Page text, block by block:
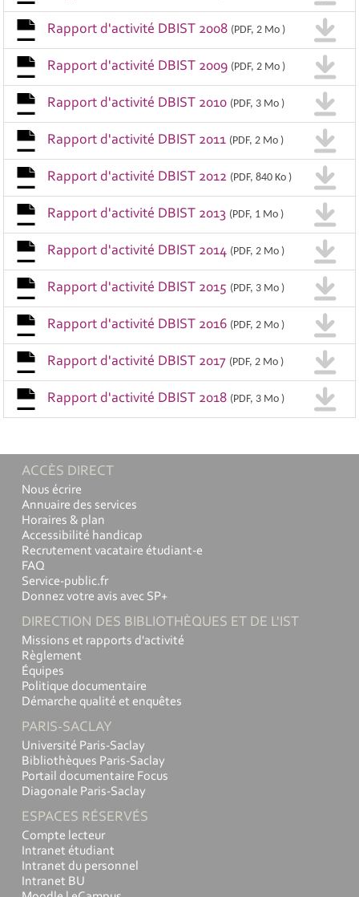
Rapport d'activité DBIST 2008 (PDF, 2 Mo )
Rapport d'activité DBIST 2009 (PDF, 2 Mo )
Rapport d'activité DBIST 2010 (PDF, 3 Mo )
Rapport d'activité DBIST 2011 (PDF, 2 Mo )
Rapport d'activité DBIST 2012 (PDF, 840 Ko )
Rapport d'activité DBIST 2013 (PDF, 1 Mo )
Rapport d'activité DBIST 2014 (PDF, 2 Mo )
Rapport d'activité DBIST 2015 (PDF, 3 Mo )
Rapport d'activité DBIST 2016 (PDF, 2 Mo )
Rapport d'activité DBIST 2017 (PDF, 2 Mo )
Rapport d'activité DBIST 2018 (PDF, 3 Mo )
ACCÈS DIRECT
Nous écrire
Annuaire des services
Horaires & plan
Accessibilité handicap
Recrutement vacataire étudiant-e
FAQ
Service-public.fr
Donnez votre avis avec SP+
DIRECTION DES BIBLIOTHÈQUES ET DE L'IST
Missions et rapports d'activité
Règlement
Équipes
Politique documentaire
Démarche qualité et enquêtes
PARIS-SACLAY
Université Paris-Saclay
Bibliothèques Paris-Saclay
Portail documentaire Focus
Diagonale Paris-Saclay
ESPACES RÉSERVÉS
Compte lecteur
Intranet étudiant
Intranet du personnel
Intranet BU